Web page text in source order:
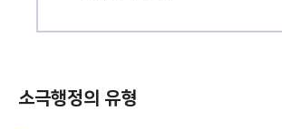
소극행정의 유형